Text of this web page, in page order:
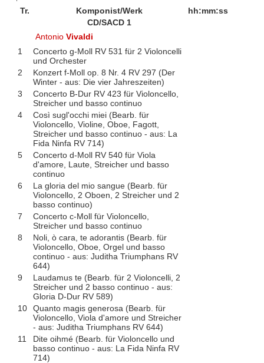
Tr. Komponist/Werk
hh:mm:ss
CD/SACD 1
AntonioVivaldi
1
Concerto g-Moll RV 531 für 2 Violoncelli
und Orchester
2
Konzert f-Moll op. 8 Nr. 4 RV 297 (Der
Winter - aus: Die vier Jahreszeiten)
3
Concerto B-Dur RV 423 für Violoncello,
Streicher und basso continuo
4
Così sugl'occhi miei (Bearb. für
Violoncello, Violine, Oboe, Fagott,
Streicher und basso continuo - aus: La
Fida Ninfa RV 714)
5
Concerto d-Moll RV 540 für Viola
d'amore, Laute, Streicher und basso
continuo
6
La gloria del mio sangue (Bearb. für
Violoncello, 2 Oboen, 2 Streicher und 2
basso continuo)
7
Concerto c-Moll für Violoncello,
Streicher und basso continuo
8
Noli, ò cara, te adorantis (Bearb. für
Violoncello, Oboe, Orgel und basso
continuo - aus: Juditha Triumphans RV
644)
9
Laudamus te (Bearb. für 2 Violoncelli, 2
Streicher und 2 basso continuo - aus:
Gloria D-Dur RV 589)
10
Quanto magis generosa (Bearb. für
Violoncello, Viola d'amore und Streicher
- aus: Juditha Triumphans RV 644)
11
Dite oihmé (Bearb. für Violoncello und
basso continuo - aus: La Fida Ninfa RV
714)